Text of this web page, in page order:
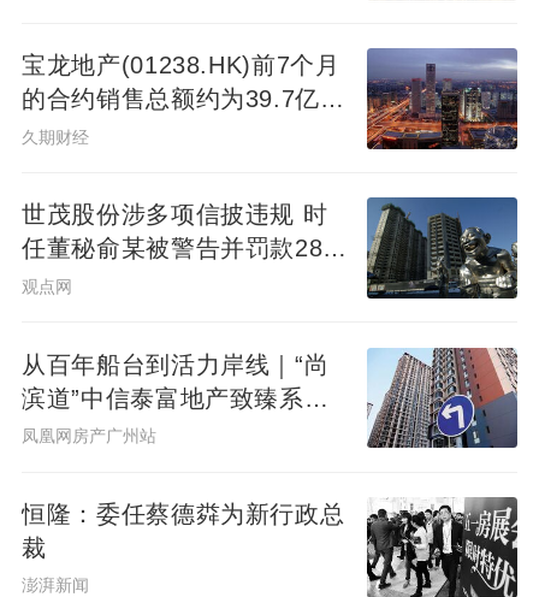
记者从一些中介门店了解到，一些中介公司
把所有交易都认定为“特别复杂交易”，宽松一
2.2%收取中介费。在东城区安乐林路，某品
牌中介公司的经纪人就表示：“对于什么是复
杂交易，没有明确规定，我们公司的所有交
难以拒绝的“担保费”
2.7%，均超过发改委规定的2%。其中2.2%
为居间服务费，由中介公司收取，也就是基
宝龙地产(01238.HK)前7个月
的合约销售总额约为39.7亿元
同比减少7.78%
久期财经
世茂股份涉多项信披违规 时
任董秘俞某被警告并罚款280
万元
观点网
从百年船台到活力岸线｜“尚
滨道”中信泰富地产致臻系首
秀广州&广州滨江天地商业愿
凤凰网房产广州站
恒隆：委任蔡德粦为新行政总
裁
澎湃新闻